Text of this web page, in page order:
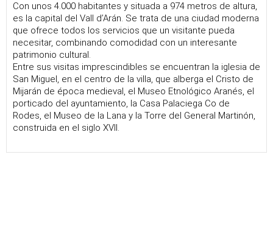
Con unos 4.000 habitantes y situada a 974 metros de altura,
es la capital del Vall d’Arán. Se trata de una ciudad moderna
que ofrece todos los servicios que un visitante pueda
necesitar, combinando comodidad con un interesante
patrimonio cultural.
Entre sus visitas imprescindibles se encuentran la iglesia de
San Miguel, en el centro de la villa, que alberga el Cristo de
Mijarán de época medieval, el Museo Etnológico Aranés, el
porticado del ayuntamiento, la Casa Palaciega Co de
Rodes, el Museo de la Lana y la Torre del General Martinón,
construida en el siglo XVII.